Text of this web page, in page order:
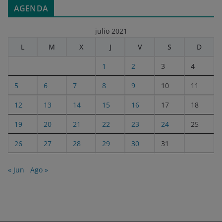
AGENDA
julio 2021
L
M X J V S D
1 2 3 4
5 6 7 8 9 10 11
12 13 14 15 16 17 18
19 20 21 22 23 24 25
26 27 28 29 30 31
« Jun Ago »